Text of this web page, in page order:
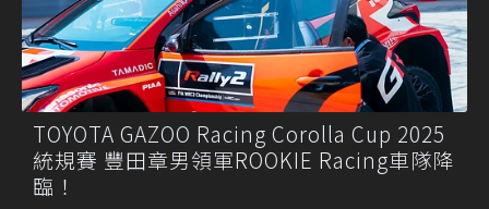
TOYOTA GAZOO Racing Corolla Cup 2025
統規賽 豐田章男領軍ROOKIE Racing車隊降
臨！